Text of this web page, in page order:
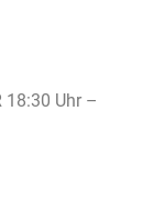
18:30 Uhr –